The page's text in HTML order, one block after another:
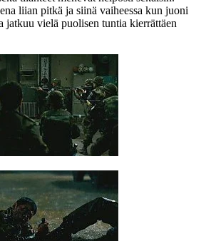
liian pitkä ja siinä vaiheessa kun juoni
jatkuu vielä puolisen tuntia kierrättäen